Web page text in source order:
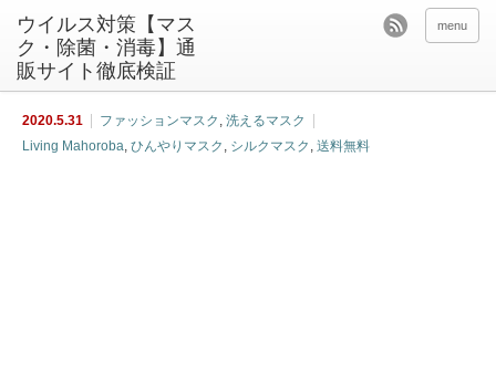
ウイルス対策【マス
ク・除菌・消毒】通
販サイト徹底検証
menu
2020.5.31 ファッションマスク , 洗えるマスク
Living Mahoroba, ひんやりマスク , シルクマスク , 送料無料